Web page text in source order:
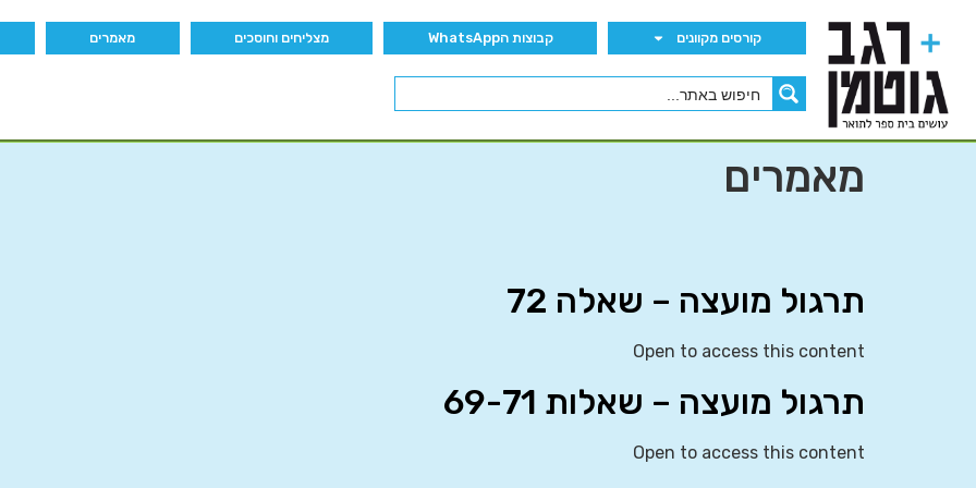
קורסים מקוונים קבוצות הWhatsApp מצליחים וחוסכים מאמרים
מאמרים
תרגול מועצה – שאלה 72
Open to access this content
תרגול מועצה – שאלות 69-71
Open to access this content